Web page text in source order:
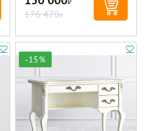
176 470Р
-15%